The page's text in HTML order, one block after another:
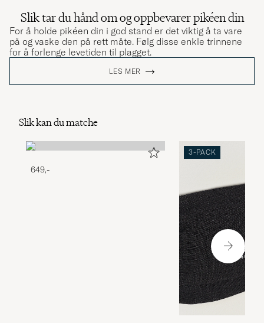
Slik tar du hånd om og oppbevarer pikéen din
For å holde pikéen din i god stand er det viktig å ta vare
på og vaske den på rett måte. Følg disse enkle trinnene
for å forlenge levetiden til plagget.
LES MER
Slik kan du matche
649,-
3-PACK